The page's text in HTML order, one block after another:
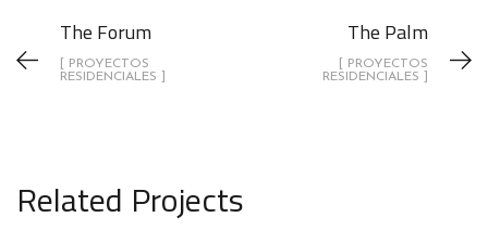
The Forum
[ PROYECTOS
RESIDENCIALES ]
The Palm
[ PROYECTOS
RESIDENCIALES ]
Related Projects